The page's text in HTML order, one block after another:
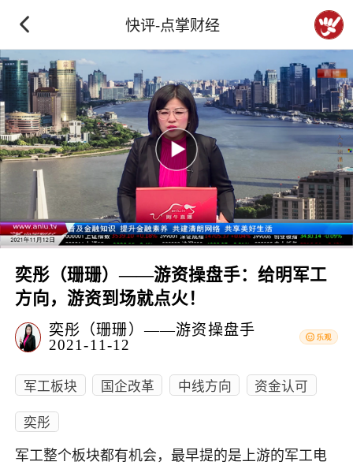
快评-点掌财经
奕彤（珊珊）——游资操盘手：给明军工
方向，游资到场就点火！
奕彤（珊珊）——游资操盘手
2021-11-12
军工板块 国企改革 中线方向
资金认可
奕彤
军工整个板块都有机会，最早提的是上游的军工电